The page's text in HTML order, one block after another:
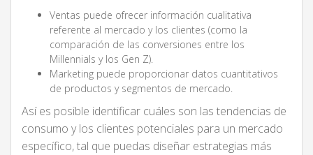
Ventas puede ofrecer información cualitativa
referente al mercado y los clientes (como la
comparación de las conversiones entre los
Millennials y los Gen Z).
Marketing puede proporcionar datos cuantitativos
de productos y segmentos de mercado.
Así es posible identificar cuáles son las tendencias de
consumo y los clientes potenciales para un mercado
específico, tal que puedas diseñar estrategias más